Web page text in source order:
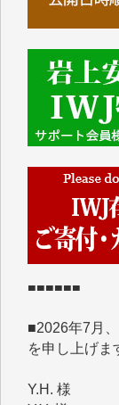
■■■■■■
IWJには、ご
めて、その
■■■■■■
を申し上げま
Y.H. 様
Y.Y. 様
T.M. 様